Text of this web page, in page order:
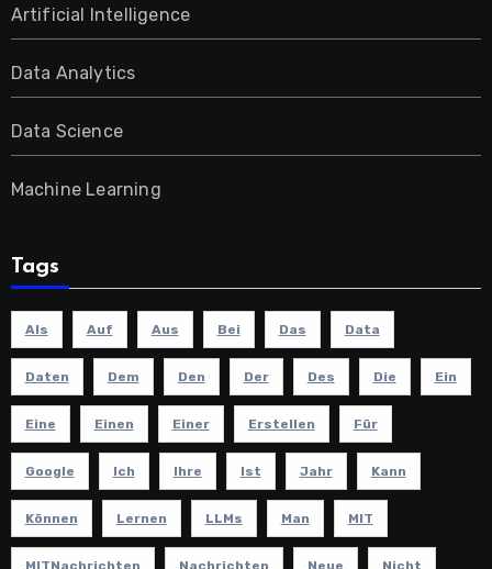
Artificial Intelligence
Data Analytics
Data Science
Machine Learning
Tags
Als Auf Aus Bei Das Data
Daten Dem Den Der Des Die Ein
Eine Einen Einer Erstellen Für
Google Ich Ihre Ist Jahr Kann
Können Lernen LLMs Man MIT
MITNachrichten Nachrichten Neue Nicht